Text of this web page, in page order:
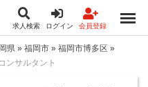
求人検索 ログイン 会員登録
県 » 福岡市 » 福岡市博多区 »
ンサルタント